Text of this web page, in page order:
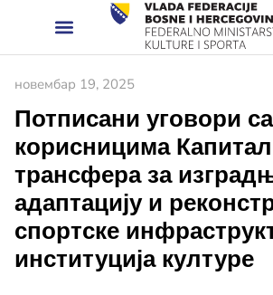
новембар 19, 2025
Потписани уговори са
корисницима
трансфера за
адаптацију и
спортске
институција културе